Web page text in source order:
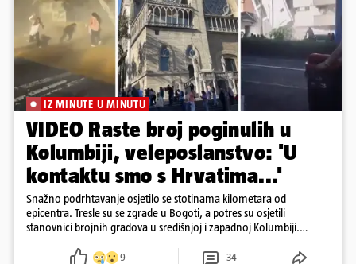
IZ MINUTE U MINUTU
VIDEO Raste broj poginulih u
Kolumbiji, veleposlanstvo: 'U
kontaktu smo s Hrvatima...'
Snažno podrhtavanje osjetilo se stotinama kilometara od
epicentra. Tresle su se zgrade u Bogoti, a potres su osjetili
stanovnici brojnih gradova u središnjoj i zapadnoj Kolumbiji.
9 34